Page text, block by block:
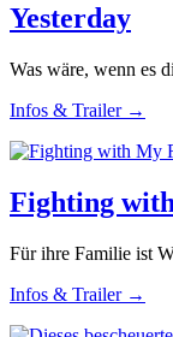
Yesterday
Was wäre, wenn es
Infos & Trailer →
Fighting
Für ihre Familie ist
Infos & Trailer →